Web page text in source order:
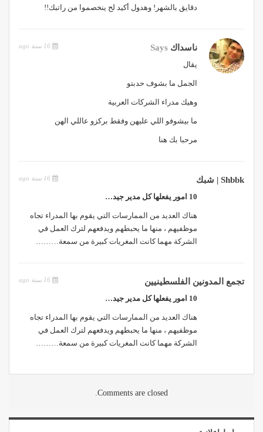
دقايق بالشهر! وهدول أكيد لح ينخصموا من راتبك!!
ناسداك Says
يقال
الجمل ما بشوف حدبتو
وهيك مدراء الشركات العربية
ما بيشوفو اللي عليهن وفقط بركزو عاللي الهن
مرحبا بك هنا
Shbbk | شبك
10 امور يفعلها كل مدير جيد…
هناك العديد من الممارسات التي يقوم بها المدراء تجاه
موظفيهم ، منها ما يحبطهم ويدفعهم لترك العمل في
الشركة مهما كانت المغريات كبيرة من سمعة………
تجمع المدونين الفلسطينيين
10 امور يفعلها كل مدير جيد…
هناك العديد من الممارسات التي يقوم بها المدراء تجاه
موظفيهم ، منها ما يحبطهم ويدفعهم لترك العمل في
الشركة مهما كانت المغريات كبيرة من سمعة………
Comments are closed.